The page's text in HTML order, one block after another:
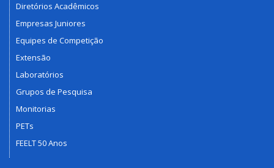
Diretórios Acadêmicos
Empresas Juniores
Equipes de Competição
Extensão
Laboratórios
Grupos de Pesquisa
Monitorias
PETs
FEELT 50 Anos